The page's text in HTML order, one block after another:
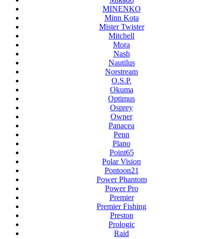
MINENKO
Minn Kota
Mister Twister
Mitchell
Mora
Nash
Nautilus
Norstream
O.S.P.
Okuma
Optimus
Osprey
Owner
Panacea
Penn
Plano
Point65
Polar Vision
Pontoon21
Power Phantom
Power Pro
Premier
Premier Fishing
Preston
Prologic
Raid